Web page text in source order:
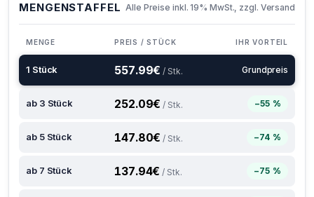
MENGENSTAFFEL Alle Preise inkl. 19% MwSt., zzgl. Versand
MENGE PREIS / STÜCK IHR VORTEIL
1 Stück 557.99€ / Stk. Grundpreis
ab 3 Stück 252.09€ / Stk. −55 %
ab 5 Stück 147.80€ / Stk. −74 %
ab 7 Stück 137.94€ / Stk. −75 %